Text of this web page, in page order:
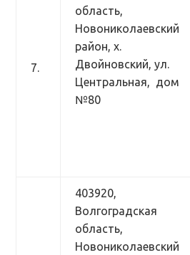
7.
область,
Новониколаевский
район, х.
Двойновский, ул.
Центральная, дом
№80
403920,
Волгоградская
область,
Новониколаевский